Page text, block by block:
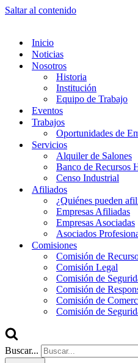
Saltar al contenido
Inicio
Noticias
Nosotros
Historia
Institución
Equipo de Trabajo
Eventos
Trabajos
Oportunidades de
Servicios
Alquiler de Salones
Banco de Recursos
Censo Industrial
Afiliados
¿Quiénes pueden
Empresas Afiliadas
Empresas Asociadas
Asociados
Comisiones
Comisión de
Comisión Legal
Comisión de
Comisión de
Comisión de
Comisión de
Buscar...